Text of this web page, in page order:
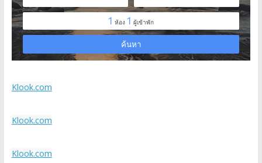
Klook.com
Klook.com
Klook.com